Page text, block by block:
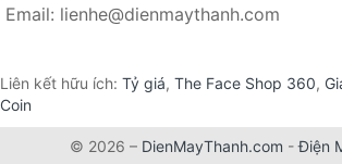
Email: lienhe@dienmaythanh.com
Liên kết hữu ích: Tỷ giá, The Face Shop 360,
Coin
© 2026 – DienMayThanh.com -Điện